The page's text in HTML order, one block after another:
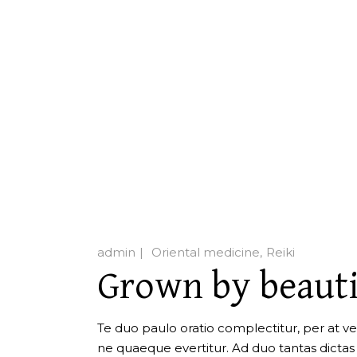
admin Oriental medicine Reiki
Grown by
Te duo paulo oratio complectitur, per at
ne quaeque evertitur. Ad duo tantas